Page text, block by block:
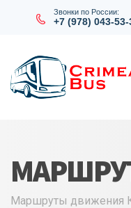
Звонки по России:
+7 (978) 043-53-
Маршруты движения